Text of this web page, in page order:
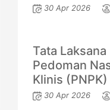
30 Apr 2026
Tata
Pedoman
Klinis (PNPK)
30 Apr 2026